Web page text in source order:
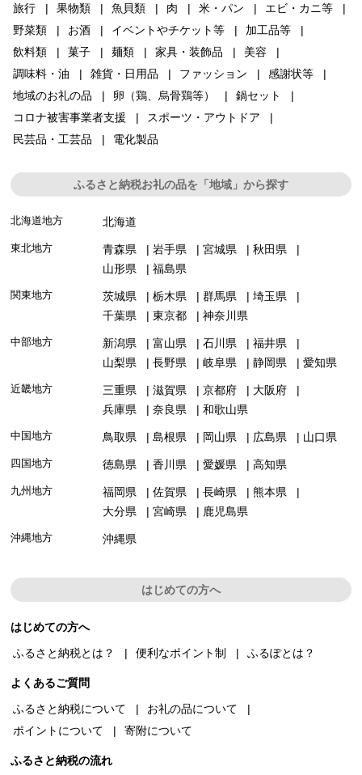
旅行 果物類 魚貝類 肉 米・パン
エビ・カニ等
野菜類
お酒 イベントやチケット等
加工品等
飲料類
菓子 麺類 家具・装飾品
美容
調味料・油
雑貨・日用品 ファッション
感謝状等
地域のお礼の品
卵（鶏、烏骨鶏等）
鍋セット
コロナ被害事業者支援
スポーツ・アウトドア
民芸品・工芸品
電化製品
ふるさと納税お礼の品を「地域」から探す
北海道地方 北海道
東北地方 青森県 岩手県 宮城県
秋田県
山形県
福島県
関東地方 茨城県 栃木県 群馬県
埼玉県
千葉県
東京都 神奈川県
中部地方 新潟県 富山県 石川県
福井県
山梨県
長野県 岐阜県 静岡県 愛知県
近畿地方 三重県 滋賀県 京都府
大阪府
兵庫県
奈良県 和歌山県
中国地方 鳥取県 島根県 岡山県 広島県 山口県
四国地方 徳島県 香川県 愛媛県 高知県
九州地方 福岡県 佐賀県 長崎県
熊本県
大分県
宮崎県 鹿児島県
沖縄地方 沖縄県
はじめての方へ
はじめての方へ
ふるさと納税とは？
便利なポイント制 ふるぽとは？
よくあるご質問
ふるさと納税について
お礼の品について
ポイントについて
寄附について
ふるさと納税の流れ